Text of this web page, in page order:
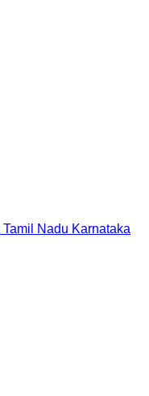
Tamil Nadu Karnataka